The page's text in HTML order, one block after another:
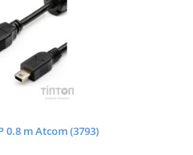
0.8 m Atcom (3793)